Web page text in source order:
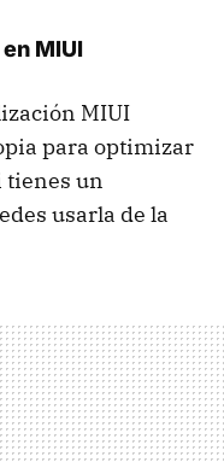
MIUI
MIUI
para optimizar
tienes un
usarla de la